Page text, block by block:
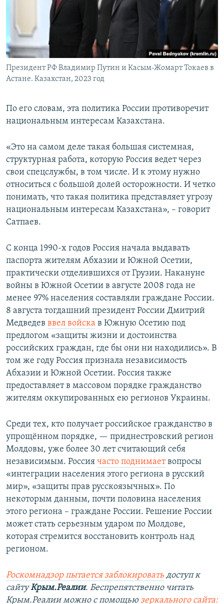
Президент РФ Владимир Путин и Касым-Жомарт Токаев в
Астане. Казахстан, 2023 год
По его словам, эта политика России противоречит
национальным интересам Казахстана.
«Это на самом деле такая большая системная,
структурная работа, которую Россия ведет через
свои спецслужбы, в том числе. И к этому нужно
относиться с большой долей осторожности. И четко
понимать, что такая политика представляет угрозу
национальным интересам Казахстана», – говорит
Сатпаев.
С конца 1990-х годов Россия начала выдавать
паспорта жителям Абхазии и Южной Осетии,
практически отделившихся от Грузии. Накануне
войны в Южной Осетии в августе 2008 года не
менее 97% населения составляли граждане России.
8 августа тогдашний президент России Дмитрий
Медведев ввел войска в Южную Осетию под
предлогом «защиты жизни и достоинства
российских граждан, где бы они ни находились». В
том же году Россия признала независимость
Абхазии и Южной Осетии. Россия также
предоставляет в массовом порядке гражданство
жителям оккупированных ею регионов Украины.
Среди тех, кто получает российское гражданство в
упрощённом порядке, — приднестровский регион
Молдовы, уже более 30 лет считающий себя
независимым. Россия часто поднимаетвопросы
«интеграции населения этого региона в русский
мир», «защиты прав русскоязычных». По
некоторым данным, почти половина населения
этого региона – граждане России. Решение России
может стать серьезным ударом по Молдове,
которая стремится восстановить контроль над
регионом.
Роскомнадзор пытается заблокировать доступ к
сайтуКрым.Реалии. Беспрепятственно читать
Крым.Реалии можно с помощью зеркального сайта: